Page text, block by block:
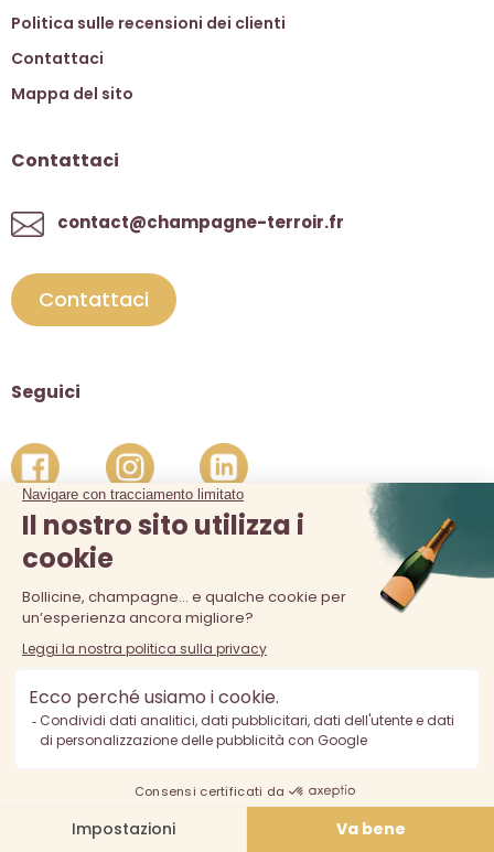
Politica sulle recensioni dei clienti
Contattaci
Mappa del sito
Contattaci
contact@champagne-terroir.fr
Contattaci
Seguici
La vendita di alcolici è vietata ai minori di 18 anni. L'abuso di